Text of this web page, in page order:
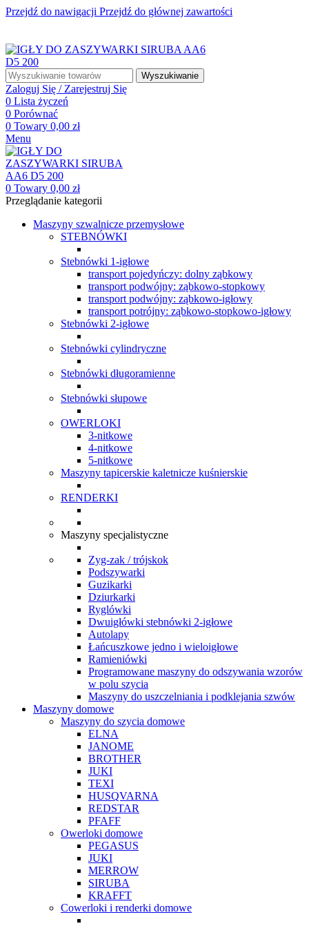
Przejdź do nawigacji Przejdź do głównej zawartości
Wyszukiwanie
Zaloguj Się / Zarejestruj Się
0 Lista życzeń
0 Porównać
0 Towary 0,00 zł
Menu
0 Towary 0,00 zł
Przeglądanie kategorii
Maszyny szwalnicze przemysłowe
STEBNÓWKI
Stebnówki 1-igłowe
transport pojedyńczy: dolny ząbkowy
transport podwójny: ząbkowo-stopkowy
transport podwójny: ząbkowo-igłowy
transport potrójny: ząbkowo-stopkowo-igłowy
Stebnówki 2-igłowe
Stebnówki cylindryczne
Stebnówki długoramienne
Stebnówki słupowe
OWERLOKI
3-nitkowe
4-nitkowe
5-nitkowe
Maszyny tapicerskie kaletnicze kuśnierskie
RENDERKI
Maszyny specjalistyczne
Zyg-zak / trójskok
Podszywarki
Guzikarki
Dziurkarki
Ryglówki
Dwuigłówki stebnówki 2-igłowe
Autolapy
Łańcuszkowe jedno i wieloigłowe
Ramieniówki
Programowane maszyny do odszywania wzorów
w polu szycia
Maszyny do uszczelniania i podklejania szwów
Maszyny domowe
Maszyny do szycia domowe
ELNA
JANOME
BROTHER
JUKI
TEXI
HUSQVARNA
REDSTAR
PFAFF
Owerloki domowe
PEGASUS
JUKI
MERROW
SIRUBA
KRAFFT
Cowerloki i renderki domowe